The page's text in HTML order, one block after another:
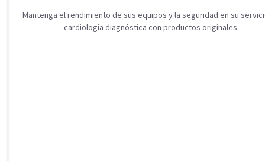
Mantenga el rendimiento de sus equipos y la seguridad en su
cardiología diagnóstica con productos originales.